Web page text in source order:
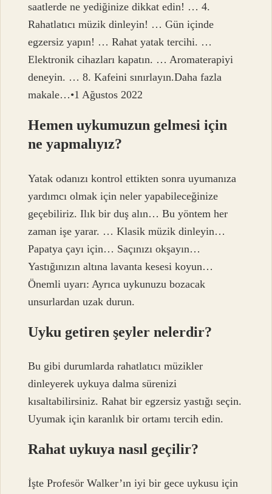
saatlerde ne yediğinize dikkat edin! … 4.
Rahatlatıcı müzik dinleyin! … Gün içinde
egzersiz yapın! … Rahat yatak tercihi. …
Elektronik cihazları kapatın. … Aromaterapiyi
deneyin. … 8. Kafeini sınırlayın.Daha fazla
makale…•1 Ağustos 2022
Hemen uykumuzun gelmesi için
ne yapmalıyız?
Yatak odanızı kontrol ettikten sonra uyumanıza
yardımcı olmak için neler yapabileceğinize
geçebiliriz. Ilık bir duş alın… Bu yöntem her
zaman işe yarar. … Klasik müzik dinleyin…
Papatya çayı için… Saçınızı okşayın…
Yastığınızın altına lavanta kesesi koyun…
Önemli uyarı: Ayrıca uykunuzu bozacak
unsurlardan uzak durun.
Uyku getiren şeyler nelerdir?
Bu gibi durumlarda rahatlatıcı müzikler
dinleyerek uykuya dalma sürenizi
kısaltabilirsiniz. Rahat bir egzersiz yastığı seçin.
Uyumak için karanlık bir ortamı tercih edin.
Rahat uykuya nasıl geçilir?
İşte Profesör Walker’ın iyi bir gece uykusu için